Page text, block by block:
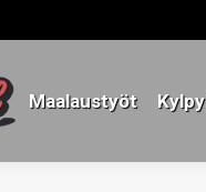
Maalaustyöt
Maalaustyöt